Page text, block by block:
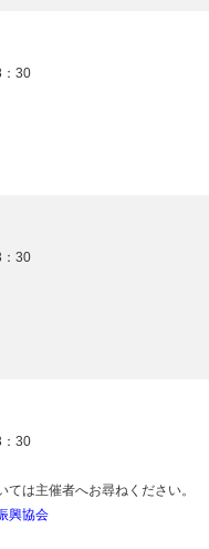
：30
：30
：30
は主催者へお尋ねください。
興協会